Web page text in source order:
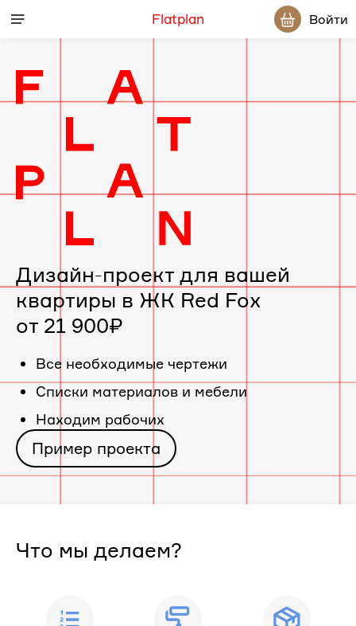
Flatplan Войти
Дизайн-
проект
интерьера
для
вашей
квартиры
в
«ЖК
Red
Fox»
Дизайн-проект для вашей
квартиры в ЖК Red Fox
от 21 900₽
Все необходимые чертежи
Cписки материалов и мебели
Находим рабочих
Пример проекта
Что мы делаем?